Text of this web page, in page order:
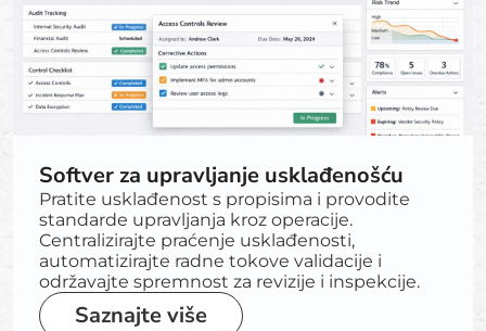
Softver za upravljanje usklađenošću
Pratite usklađenost s propisima i provodite
standarde upravljanja kroz operacije.
Centralizirajte praćenje usklađenosti,
automatizirajte radne tokove validacije i
održavajte spremnost za revizije i inspekcije.
Saznajte više